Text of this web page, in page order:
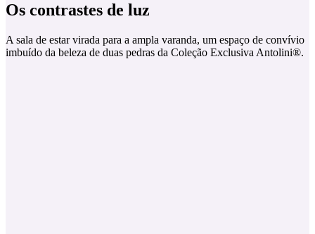
Os contrastes de luz
A sala de estar virada para a ampla varanda, um espaço de convívio
imbuído da beleza de duas pedras da Coleção Exclusiva Antolini®.